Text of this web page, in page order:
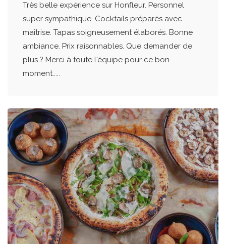
Très belle expérience sur Honfleur. Personnel
super sympathique. Cocktails préparés avec
maîtrise. Tapas soigneusement élaborés. Bonne
ambiance. Prix raisonnables. Que demander de
plus ? Merci à toute l'équipe pour ce bon
moment.....